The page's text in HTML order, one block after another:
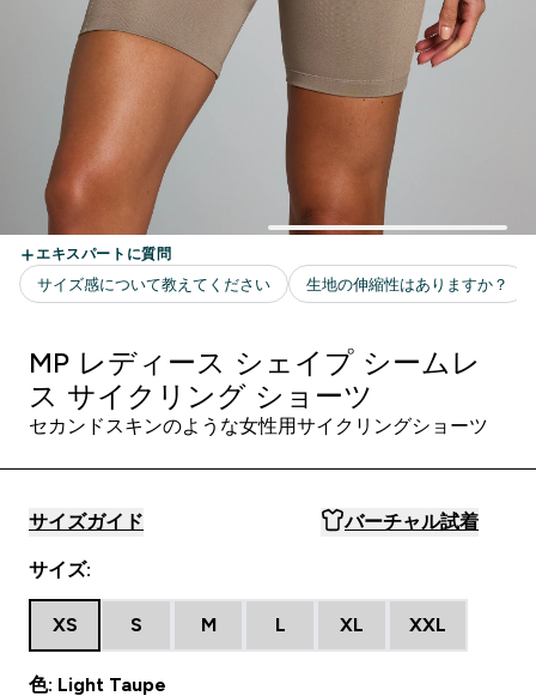
MP レディース シェイプ シームレ
ス サイクリング ショーツ
セカンドスキンのような女性用サイクリングショーツ
サイズガイド バーチャル試着
サイズ:
XS S M L XL XXL
色: Light Taupe